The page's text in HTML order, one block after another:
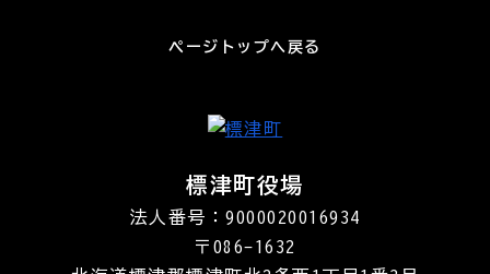
ページトップへ戻る
標津町役場
法人番号：9000020016934
〒086-1632